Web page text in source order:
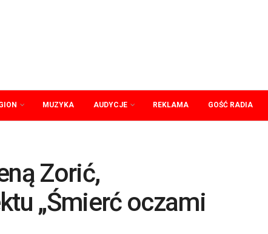
MUZYKA AUDYCJE REKLAMA GOŚĆ RADIA
Zorić,
„Śmierć oczami